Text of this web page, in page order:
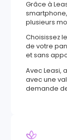
Grâce à
plusieurs
Choisissez
de votre
et sans
Avec Leasi,
avec une
demande